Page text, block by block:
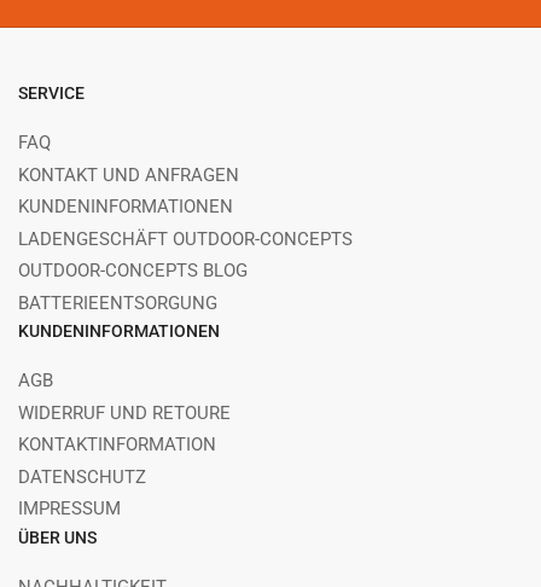
SERVICE
FAQ
KONTAKT UND ANFRAGEN
KUNDENINFORMATIONEN
LADENGESCHÄFT OUTDOOR-CONCEPTS
OUTDOOR-CONCEPTS BLOG
BATTERIEENTSORGUNG
KUNDENINFORMATIONEN
AGB
WIDERRUF UND RETOURE
KONTAKTINFORMATION
DATENSCHUTZ
IMPRESSUM
ÜBER UNS